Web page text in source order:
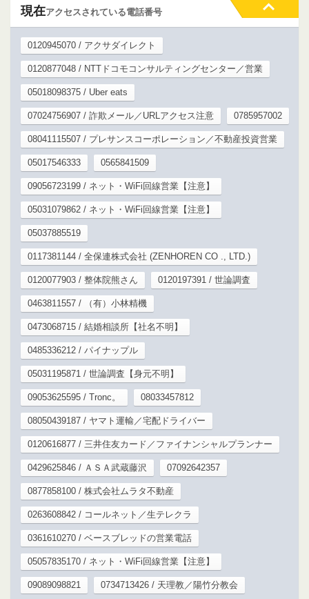
現在アクセスされている電話番号
0120945070 / アクサダイレクト
0120877048 / NTTドコモコンサルティングセンター／営業
05018098375 / Uber eats
07024756907 / 詐欺メール／URLアクセス注意 0785957002
08041115507 / プレサンスコーポレーション／不動産投資営業
05017546333 0565841509
09056723199 / ネット・WiFi回線営業【注意】
05031079862 / ネット・WiFi回線営業【注意】
05037885519
0117381144 / 全保連株式会社 (ZENHOREN CO ., LTD.)
0120077903 / 整体院熊さん 0120197391 / 世論調査
0463811557 / （有）小林精機
0473068715 / 結婚相談所【社名不明】
0485336212 / パイナップル
05031195871 / 世論調査【身元不明】
09053625595 / Tronc。 08033457812
08050439187 / ヤマト運輸／宅配ドライバー
0120616877 / 三井住友カード／ファイナンシャルプランナー
0429625846 / ＡＳＡ武蔵藤沢 07092642357
0877858100 / 株式会社ムラタ不動産
0263608842 / コールネット／生テレクラ
0361610270 / ベースブレッドの営業電話
05057835170 / ネット・WiFi回線営業【注意】
09089098821 0734713426 / 天理教／陽竹分教会